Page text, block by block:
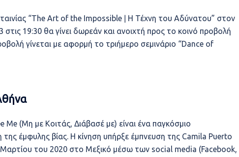
“The Art of the Impossible ǀ Η Τέχνη του Αδύνατου” στον
19:30 θα γίνει δωρεάν και ανοιχτή προς το κοινό προβολή
γίνεται με αφορμή το τριήμερο σεμινάριο “Dance of
(Μη με Κοιτάς, Διάβασέ με) είναι ένα παγκόσμιο
έμφυλης βίας. Η κίνηση υπήρξε έμπνευση της Camila Puerto
Μαρτίου του 2020 στο Μεξικό μέσω των social media (Facebook,